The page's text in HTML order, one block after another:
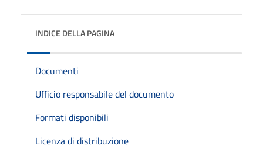
INDICE DELLA PAGINA
Documenti
Ufficio responsabile del documento
Formati disponibili
Licenza di distribuzione